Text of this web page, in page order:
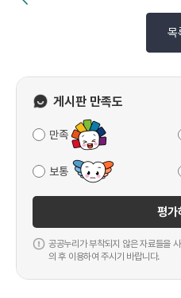
목
게시판 만족도
만족
보통
평가
공공누리가 부착되지 않은 자료들을
의 후 이용하여 주시기 바랍니다.